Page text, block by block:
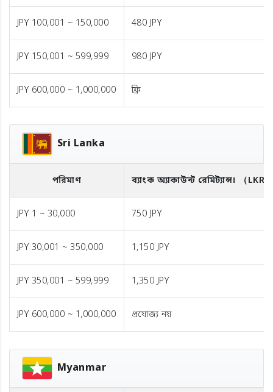
JPY 100,001 ~ 150,000 480 JPY
JPY 150,001 ~ 599,999 980 JPY
JPY 600,000 ~ 1,000,000 ফ্রি
Sri Lanka
পরিমাণ ব্যাংক অ্যাকাউন্ট রেমিট্যান্স। （LKR）
JPY 1 ~ 30,000 750 JPY
JPY 30,001 ~ 350,000 1,150 JPY
JPY 350,001 ~ 599,999 1,350 JPY
JPY 600,000 ~ 1,000,000 প্রযোজ্য নয়
Myanmar